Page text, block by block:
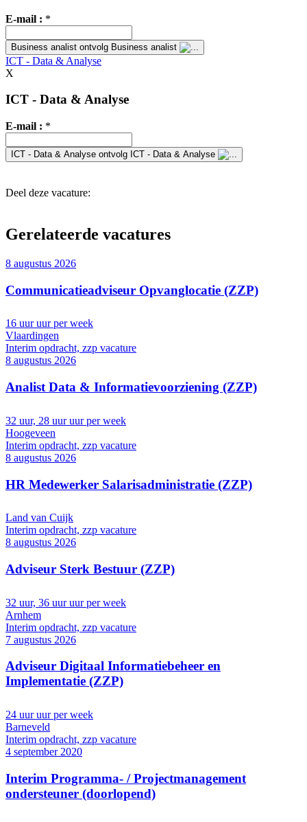
E-mail : *
Business analist ontvolg Business analist
ICT - Data & Analyse
X
ICT - Data & Analyse
E-mail : *
ICT - Data & Analyse ontvolg ICT - Data & Analyse
Deel deze vacature:
Gerelateerde vacatures
8 augustus 2026
Communicatieadviseur Opvanglocatie (ZZP)
16 uur uur per week
Vlaardingen
Interim opdracht, zzp vacature
8 augustus 2026
Analist Data & Informatievoorziening (ZZP)
32 uur, 28 uur uur per week
Hoogeveen
Interim opdracht, zzp vacature
8 augustus 2026
HR Medewerker Salarisadministratie (ZZP)
Land van Cuijk
Interim opdracht, zzp vacature
8 augustus 2026
Adviseur Sterk Bestuur (ZZP)
32 uur, 36 uur uur per week
Arnhem
Interim opdracht, zzp vacature
7 augustus 2026
Adviseur Digitaal Informatiebeheer en
Implementatie (ZZP)
24 uur uur per week
Barneveld
Interim opdracht, zzp vacature
4 september 2020
Interim Programma- / Projectmanagement
ondersteuner (doorlopend)